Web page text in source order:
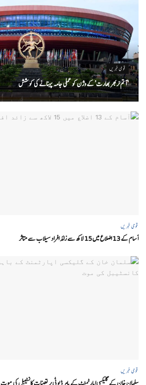
قومی خبریں
‘ آتم نربھر بھارت’ کے وژن کو عملی جامہ پہنانے کی کوشش
قومی خبریں
آسام کے 13 اضلاع میں 15 لاکھ سے زائد افراد سیلاب سے متاثر
قومی خبریں